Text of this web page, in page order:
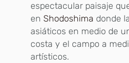
espectacular paisaje
en Shodoshima donde
asiáticos en medio de
costa y el campo a
artísticos.